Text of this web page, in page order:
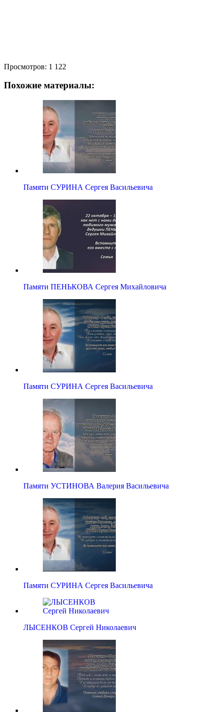
Просмотров: 1 122
Похожие материалы:
Памяти СУРИНА Сергея Васильевича
Памяти ПЕНЬКОВА Сергея Михайловича
Памяти СУРИНА Сергея Васильевича
Памяти УСТИНОВА Валерия Васильевича
Памяти СУРИНА Сергея Васильевича
ЛЫСЕНКОВ Сергей Николаевич